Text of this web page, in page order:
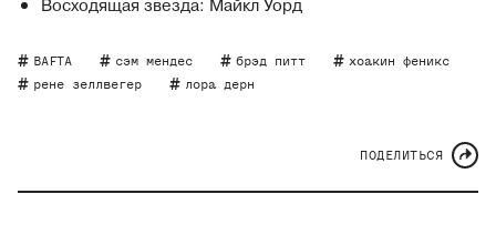
Восходящая звезда: Майкл Уорд
BAFTA сэм мендес брэд питт
хоакин феникс
рене зеллвегер
лора дерн
ПОДЕЛИТЬСЯ